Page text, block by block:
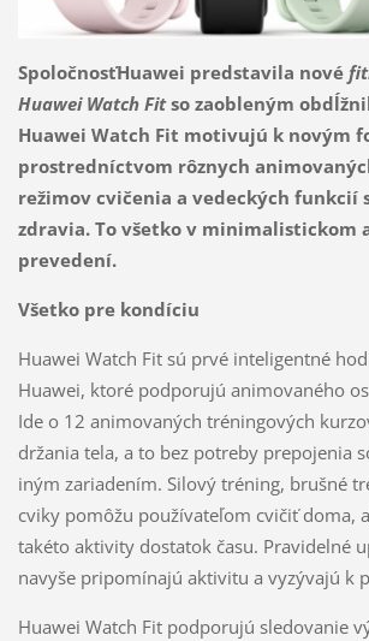
SpoločnosťHuawei predstavila nové
Huawei Watch Fitso zaobleným
Huawei Watch Fit motivujú k novým
prostredníctvom rôznych
režimov cvičenia a vedeckých funkcií
zdravia. To všetko v minimalistickom
prevedení.
Všetko pre kondíciu
Huawei Watch Fit sú prvé inteligentné
Huawei, ktoré podporujú animovaného
Ide o 12 animovaných tréningových
držania tela, a to bez potreby prepojenia
iným zariadením. Silový tréning, brušné
cviky pomôžu používateľom cvičiť doma,
takéto aktivity dostatok času. Pravidelné
navyše pripomínajú aktivitu a vyzývajú k
Huawei Watch Fit podporujú sledovanie